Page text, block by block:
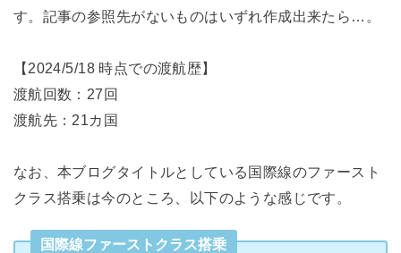
す。記事の参照先がないものはいずれ作成出来たら…。
【2024/5/18 時点での渡航歴】
渡航回数：27回
渡航先：21カ国
なお、本ブログタイトルとしている国際線のファースト
クラス搭乗は今のところ、以下のような感じです。
国際線ファーストクラス搭乗